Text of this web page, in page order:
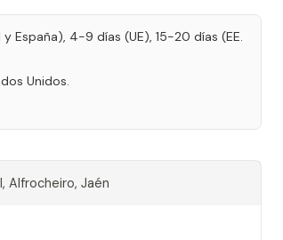
España), 4-9 días (UE), 15-20 días (EE.
Unidos.
Alfrocheiro, Jaén